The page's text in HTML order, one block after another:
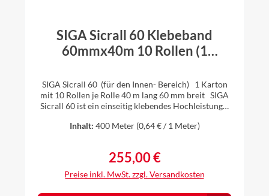
SIGA Sicrall 60 Klebeband
60mmx40m 10 Rollen (1
SIGA Sicrall 60 (für den Innen- Bereich) 1 Karton
mit 10 Rollen je Rolle 40 m lang 60 mm breit SIGA
Sicrall 60 ist ein einseitig klebendes Hochleistungs-
luftdichte Verkleben bei Überlappungen im
Sicrall 60 einfach, schnell und sicher luftdicht
verklebt werden. Ihre Vorteile: klebt extrem stark
stabiler Träger spart Zeit bei langen Überlappungen
von Hand reissbar – spart Zeit geeignete
Inhalt: 400 Meter (0,64 € / 1 Meter)
Regulärer Preis:
255,00 €
Preise inkl. MwSt. zzgl. Versandkosten